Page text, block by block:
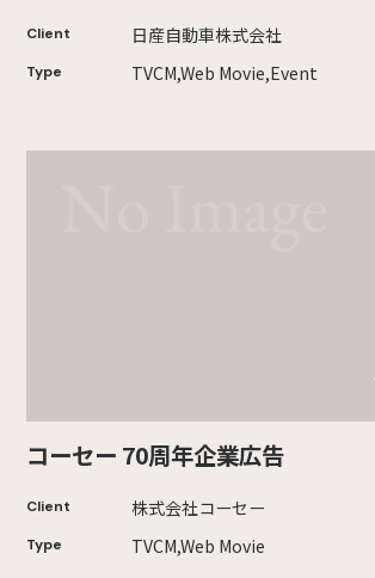
Client 日産自動車株式会社
Type TVCM,Web Movie,Event
コーセー 70周年企業広告
Client 株式会社コーセー
Type TVCM,Web Movie